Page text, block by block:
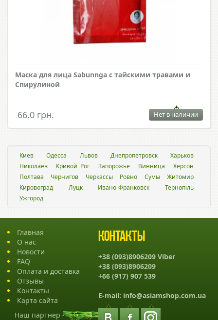
Маска для лица Sabunnga с тайскими травами и
Спирулиной
66.0 грн. Нет в наличии
Киев Одесса Львов Днепропетровск
Харьков
Николаев
Кривой Рог Запорожье Винница
Херсон
Полтава
Чернигов Черкассы Ровно Сумы
Житомир
Кировоград
Луцк Ивано-Франковск
Тернопіль
Ужгород
Главная
О нас
Новости
FAQ
Оплата и доставка
Отзывы
Контакты
Карта сайта
Наш партнер -
Контакты
+38 (093)8906209 Viber
+38 (093)8906209
+66 (917) 907 539
E-mail: info@asiamshop.com.ua